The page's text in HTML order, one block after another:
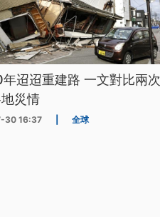
年迢迢重建路 一文對比兩次
災情
30 16:37 全球